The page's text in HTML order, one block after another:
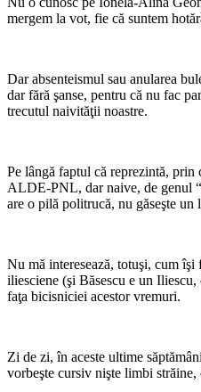
mergem la vot, fie că suntem
Dar absenteismul sau anularea
dar fără şanse, pentru că nu fac
trecutul naivităţii noastre.
Pe lângă faptul că reprezintă,
ALDE-PNL, dar naive, de genul
are o pilă politrucă, nu găseşte
Nu mă interesează, totuşi, cum
iliesciene (şi Băsescu e un
faţa bicisniciei acestor vremuri.
Zi de zi, în aceste ultime
vorbeşte cursiv nişte limbi